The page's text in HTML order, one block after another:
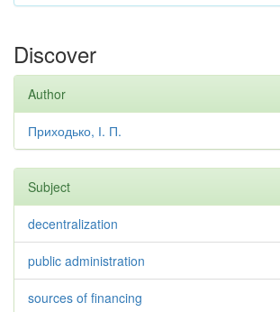
Discover
Author
Приходько, І. П.
Subject
decentralization
public administration
sources of financing